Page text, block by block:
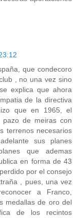
que condecoro
, no una vez sino
explica que ahora
de la directiva
que en 1965, el
de meiras con
terrenos necesarios
sus planes
que ademas
en forma de 43
por el consejo
, pues, una vez
a Franco,
medallas de oro del
de los recintos